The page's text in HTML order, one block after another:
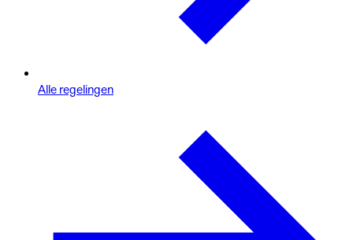
Alle regelingen